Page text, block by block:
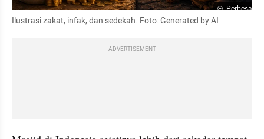
Perbesar
Ilustrasi zakat, infak, dan sedekah. Foto: Generated by AI
ADVERTISEMENT